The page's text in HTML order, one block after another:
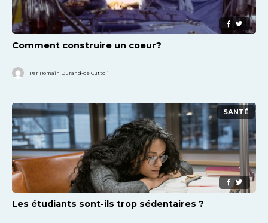
Comment construire un coeur?
Par Romain Durand-de Cuttoli
SANTÉ
Les étudiants sont-ils trop sédentaires ?